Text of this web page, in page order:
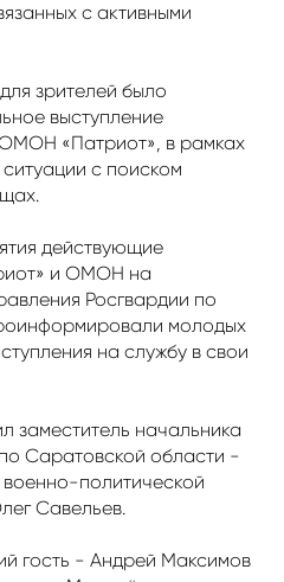
с активными
зрителей было
выступление
«Патриот», в рамках
с поиском
действующие
и ОМОН на
Росгвардии по
молодых
на службу в свои
заместитель начальника
Саратовской области -
политической
Савельев.
гость - Андрей Максимов